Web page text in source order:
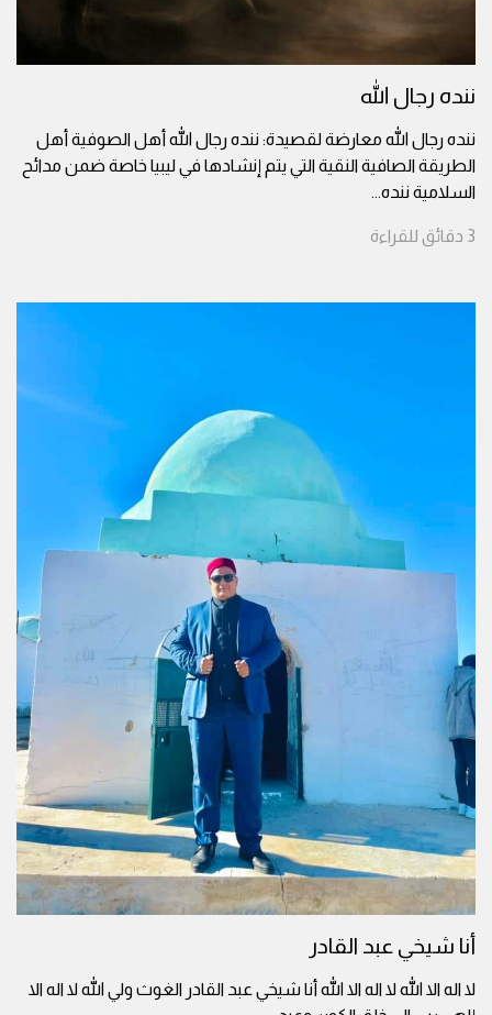
ننده رجال الله
ننده رجال الله معارضة لقصيدة: ننده رجال الله أهل الصوفية أهل
الطريقة الصافية النقية التي يتم إنشادها في ليبيا خاصة ضمن مدائح
السلامية ننده...
3 دقائق للقراءة
أنا شيخي عبد القادر
لا اله الا الله لا اله الا الله أنا شيخي عبد القادر الغوث ولي الله لا اله الا